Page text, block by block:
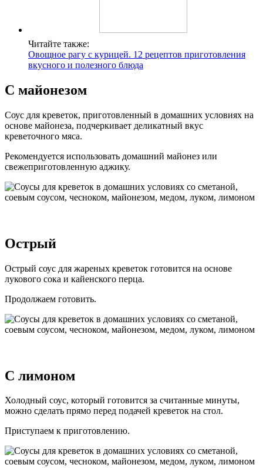
Читайте также:
Овощное рагу с курицей. 12 рецептов приготовления
вкусного и полезного блюда
С майонезом
Соус для креветок, приготовленный в домашних условиях на
основе майонеза, подчеркивает деликатный вкус
креветочного мяса.
Рекомендуется использовать домашний майонез или
свежеприготовленную аджику.
Острый
Острый соус для жареных креветок готовится на основе
лукового сока и кайенского перца.
Продолжаем готовить.
С лимоном
Холодный соус, который готовится за считанные минуты,
можно сделать прямо перед подачей креветок на стол.
Приступаем к приготовлению.